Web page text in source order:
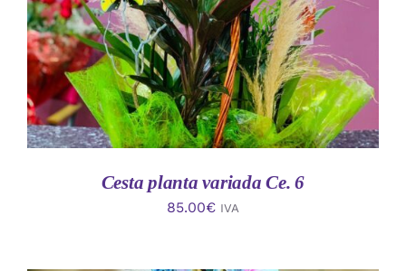
Cesta planta variada Ce. 6
85.00€ IVA